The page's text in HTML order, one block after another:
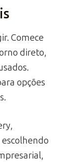
Comece
direto,
opções